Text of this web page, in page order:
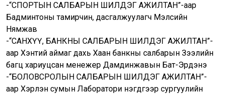
-“СПОРТЫН САЛБАРЫН ШИЛДЭГ АЖИЛТАН”-аар
Бадминтоны тамирчин, дасгалжуулагч Мэлсийн
Нямжав
-“САНХҮҮ, БАНКНЫ САЛБАРЫН ШИЛДЭГ АЖИЛТАН”-
аар Хэнтий аймаг дахь Хаан банкны салбарын Зээлийн
багц хариуцсан менежер Дамдинжавын Бат-Эрдэнэ
-“БОЛОВСРОЛЫН САЛБАРЫН ШИЛДЭГ АЖИЛТАН”-
аар Хэрлэн сумын Лаборатори нэгдүгээр сургуулийн